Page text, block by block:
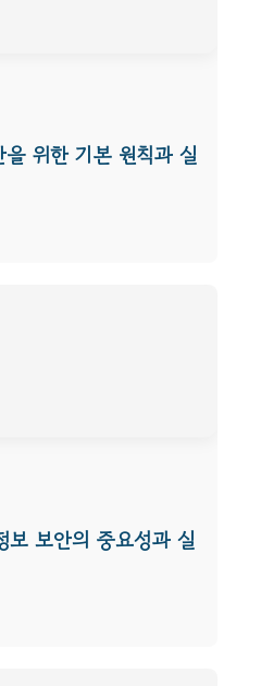
위한 기본 원칙과 실
보 보안의 중요성과 실